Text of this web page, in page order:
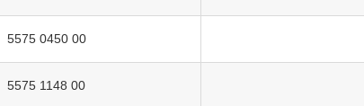
5575 0450 00
5575 1148 00